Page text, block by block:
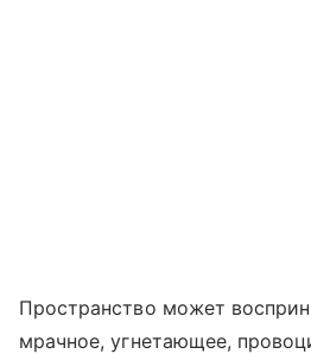
Пространство может
мрачное, угнетающее,